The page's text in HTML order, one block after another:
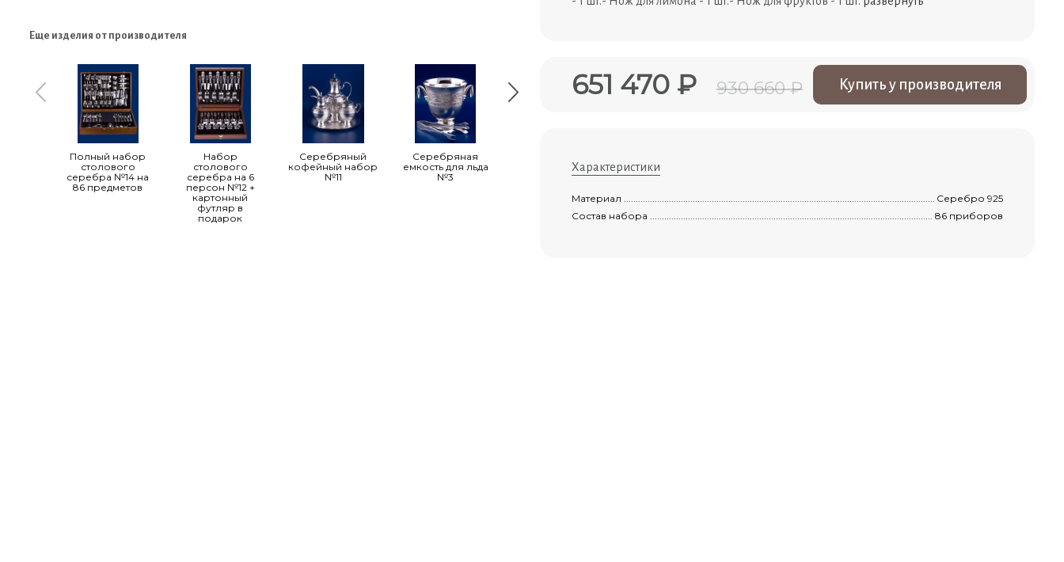
Еще изделия от производителя
Полный набор
столового
серебра №14 на
86 предметов
Набор
столового
серебра на 6
персон №12 +
картонный
футляр в
подарок
Серебряный
кофейный набор
№11
Серебряная
емкость для льда
№3
кофейный набор
столового
серебра на 6
подарок
651 470 ₽ 930 660 ₽ Купить у производителя
Характеристики
Материал
Серебро 925
Состав набора
86 приборов